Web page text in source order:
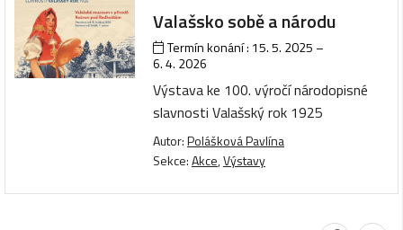
Valašsko sobě a národu
Termín konání : 15. 5. 2025 –
6. 4. 2026
Výstava ke 100. výročí národopisné
slavnosti Valašský rok 1925
Autor:Polášková Pavlína
Sekce:Akce,Výstavy